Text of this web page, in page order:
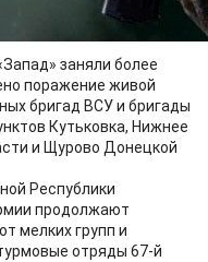
заняли более
поражение живой
бригад ВСУ и бригады
Кутьковка, Нижнее
и Щурово Донецкой
Республики
продолжают
мелких групп и
отряды 67-й